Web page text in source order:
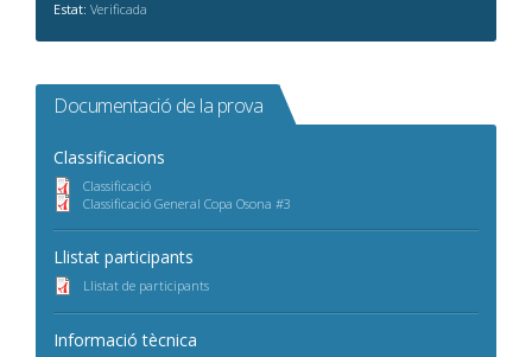
Estat: Verificada
Documentació de la prova
Classificacions
Classificació
Classificació General Copa Osona #3
Llistat participants
Llistat de participants
Informació tècnica